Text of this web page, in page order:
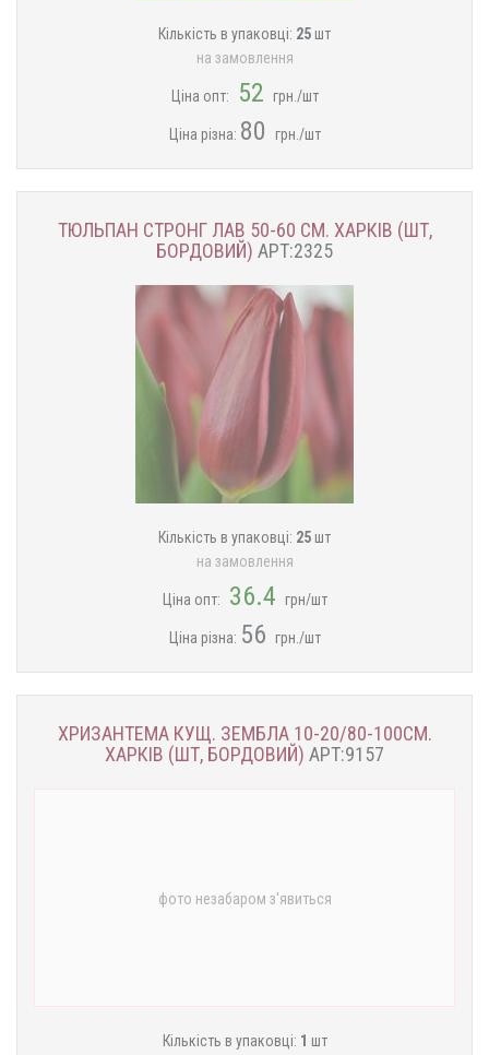
Кількість в упаковці: 25 шт
на замовлення
Ціна опт: 52 грн./шт
Ціна різна: 80 грн./шт
ТЮЛЬПАН СТРОНГ ЛАВ 50-60 СМ. ХАРКІВ (ШТ,
БОРДОВИЙ) АРТ:2325
Кількість в упаковці: 25 шт
на замовлення
Ціна опт: 36.4 грн/шт
Ціна різна: 56 грн./шт
ХРИЗАНТЕМА КУЩ. ЗЕМБЛА 10-20/80-100СМ.
ХАРКІВ (ШТ, БОРДОВИЙ) АРТ:9157
фото незабаром з'явиться
Кількість в упаковці: 1 шт